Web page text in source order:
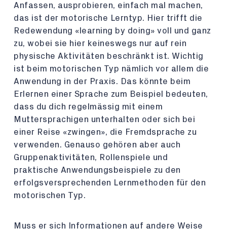
Anfassen, ausprobieren, einfach mal machen,
das ist der motorische Lerntyp. Hier trifft die
Redewendung «learning by doing» voll und ganz
zu, wobei sie hier keineswegs nur auf rein
physische Aktivitäten beschränkt ist. Wichtig
ist beim motorischen Typ nämlich vor allem die
Anwendung in der Praxis. Das könnte beim
Erlernen einer Sprache zum Beispiel bedeuten,
dass du dich regelmässig mit einem
Muttersprachigen unterhalten oder sich bei
einer Reise «zwingen», die Fremdsprache zu
verwenden. Genauso gehören aber auch
Gruppenaktivitäten, Rollenspiele und
praktische Anwendungsbeispiele zu den
erfolgsversprechenden Lernmethoden für den
motorischen Typ.
Muss er sich Informationen auf andere Weise